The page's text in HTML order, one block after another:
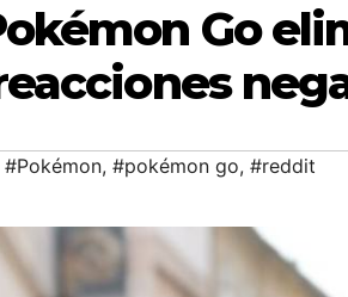
Go
#Pokémon, #pokémon go, #reddit